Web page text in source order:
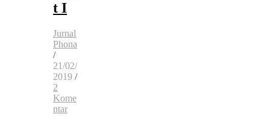
t I
Jurnal
Phona
/
21/02/
2019 /
2
Kome
ntar